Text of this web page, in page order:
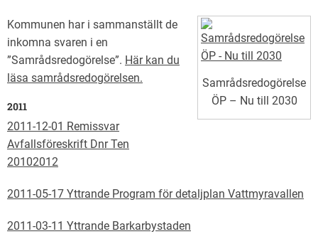
Samrådsredogörelse
ÖP – Nu till 2030
Kommunen har i sammanställt de
inkomna svaren i en
”Samrådsredogörelse”. Här kan du
läsa samrådsredogörelsen.
2011
2011-12-01 Remissvar
Avfallsföreskrift Dnr Ten
20102012
2011-05-17 Yttrande Program för detaljplan Vattmyravallen
2011-03-11 Yttrande Barkarbystaden